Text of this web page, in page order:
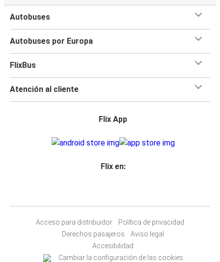
Autobuses
Autobuses por Europa
FlixBus
Atención al cliente
Flix App
Flix en:
Acceso para distribuidor
Política de privacidad
Derechos pasajeros
Aviso legal
Accesibilidad
Cambiar la configuración de las cookies